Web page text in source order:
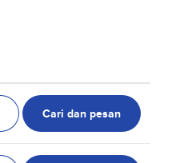
Cari dan pesan